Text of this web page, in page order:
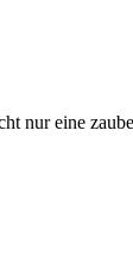
nur eine